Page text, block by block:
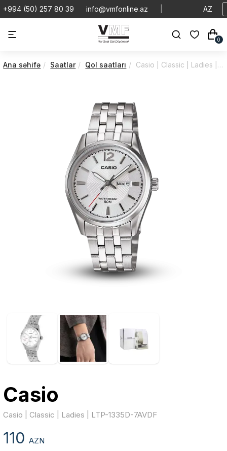
+994 (50) 257 80 39 info@vmfonline.az AZ
0
Ana səhifə Saatlar Qol saatları Casio | Classic | Ladies | LTP-1335D-7AVDF
Casio
Casio | Classic | Ladies | LTP-1335D-7AVDF
110AZN